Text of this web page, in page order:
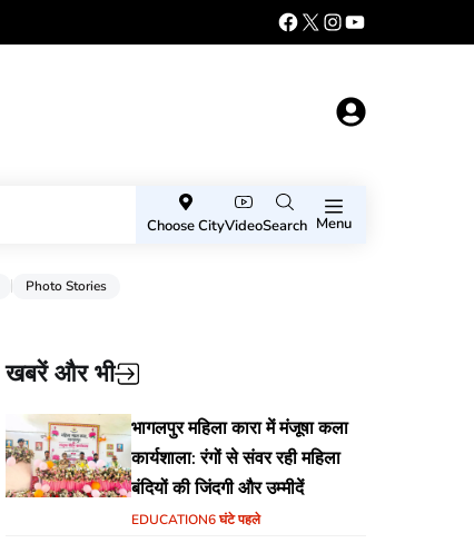
Choose CityVideoSearch Menu
Photo Stories
खबरें और भी
भागलपुर महिला कारा में मंजूषा कला
कार्यशाला: रंगों से संवर रही महिला
बंदियों की जिंदगी और उम्मीदें
EDUCATION6 घंटे पहले